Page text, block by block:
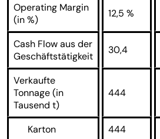
Operating Margin
(in %)
12,5 %
Cash Flow aus der
Geschäftstätigkeit
30,4
Verkaufte
Tonnage (in
Tausend t)
444
Karton 444